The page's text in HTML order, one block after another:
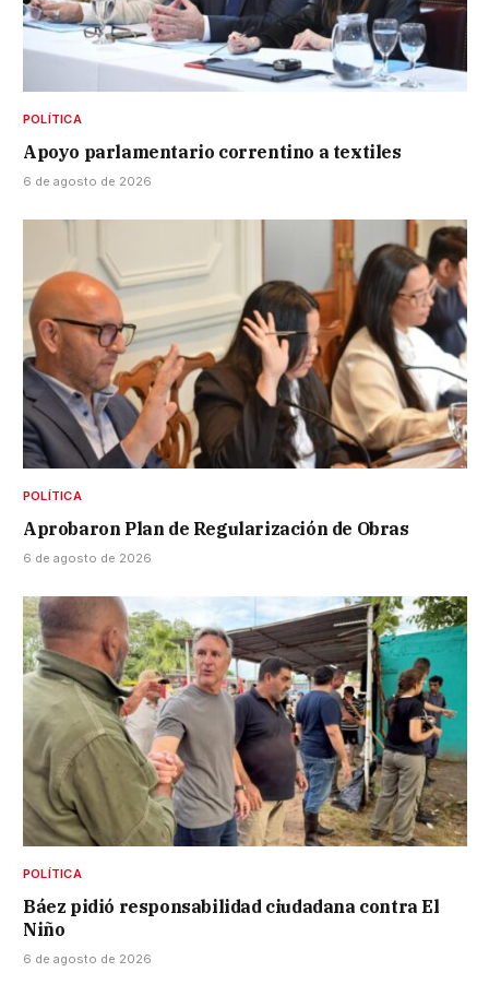
POLÍTICA
Apoyo parlamentario correntino a textiles
6 de agosto de 2026
POLÍTICA
Aprobaron Plan de Regularización de Obras
6 de agosto de 2026
POLÍTICA
Báez pidió responsabilidad ciudadana contra El
Niño
6 de agosto de 2026